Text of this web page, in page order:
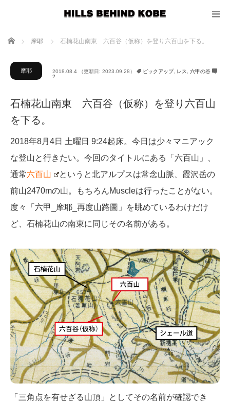
ホーム 摩耶 石楠花山南東 六百谷（仮称）を登り六百山を下る。
摩耶 2018.08.4 （更新日: 2023.09.28） ピックアップ, レス
六甲の谷
2
石楠花山南東 六百谷（仮称）を登り六百山
を下る。
2018年8月4日 土曜日 9:24起床。今日は少々マニアック
な登山と行きたい。今回のタイトルにある「六百山」、
通常六百山
というと北アルプスは常念山脈、霞沢岳の
前山2470mの山。もちろんMuscleは行ったことがない。
度々「六甲_摩耶_再度山路圖」を眺めているわけだけ
ど、石楠花山の南東に同じその名前がある。
「三角点を有せざる山頂」としてその名前が確認でき